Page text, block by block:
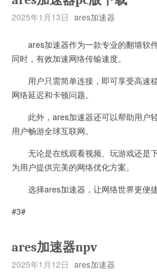
2025年1月13日 ares加速器
ares加速器作为一款专业的翻墙软
同时，有效加速网络传输速度。
用户只需简单连接，即可享受高速
网络延迟和卡顿问题。
此外，ares加速器还可以帮助用户
用户畅游全球互联网。
无论是在线观看视频、玩游戏还是
为用户提供完美的网络优化方案。
选择ares加速器，让网络世界更便捷
#3#
ares加速器npv
2025年1月12日 ares加速器